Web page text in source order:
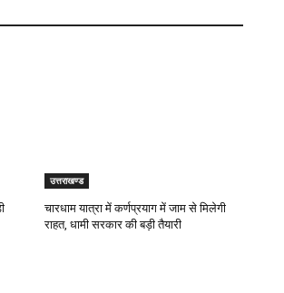
उत्तराखण्ड
चारधाम यात्रा में कर्णप्रयाग में जाम से मिलेगी
राहत, धामी सरकार की बड़ी तैयारी